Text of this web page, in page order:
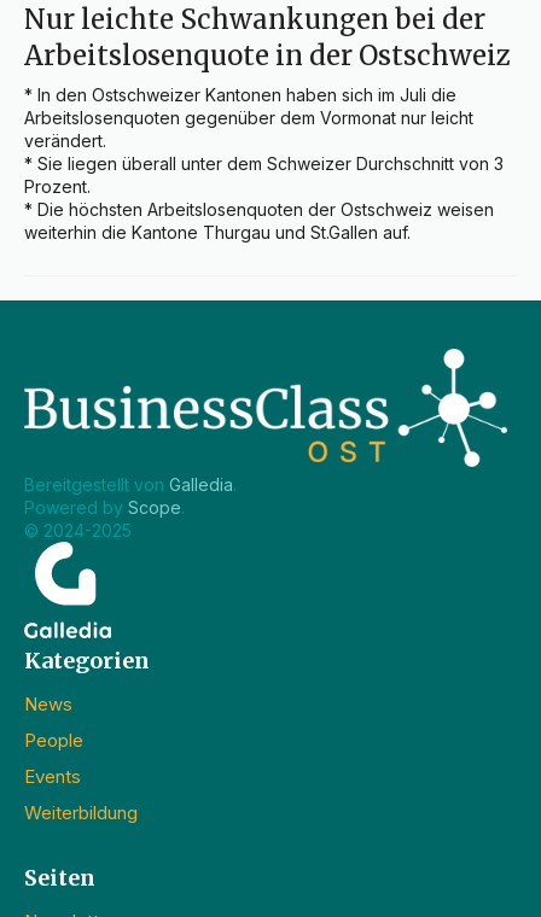
Nur leichte Schwankungen bei der
Arbeitslosenquote in der Ostschweiz
* In den Ostschweizer Kantonen haben sich im Juli die
Arbeitslosenquoten gegenüber dem Vormonat nur leicht
verändert.
* Sie liegen überall unter dem Schweizer Durchschnitt von 3
Prozent.
* Die höchsten Arbeitslosenquoten der Ostschweiz weisen
weiterhin die Kantone Thurgau und St.Gallen auf.
Bereitgestellt von Galledia.
Powered by Scope.
© 2024-2025
Kategorien
News
People
Events
Weiterbildung
Seiten